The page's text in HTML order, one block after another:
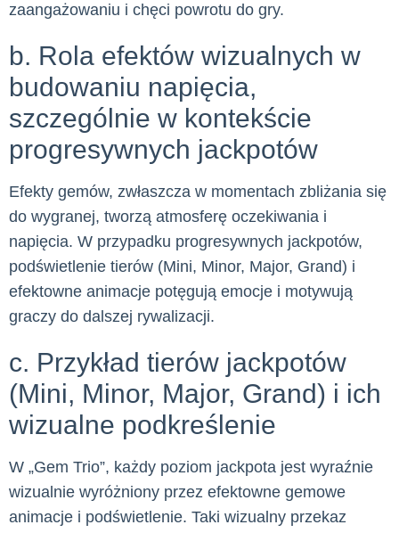
zaangażowaniu i chęci powrotu do gry.
b. Rola efektów wizualnych w
budowaniu napięcia,
szczególnie w kontekście
progresywnych jackpotów
Efekty gemów, zwłaszcza w momentach zbliżania się
do wygranej, tworzą atmosferę oczekiwania i
napięcia. W przypadku progresywnych jackpotów,
podświetlenie tierów (Mini, Minor, Major, Grand) i
efektowne animacje potęgują emocje i motywują
graczy do dalszej rywalizacji.
c. Przykład tierów jackpotów
(Mini, Minor, Major, Grand) i ich
wizualne podkreślenie
W „Gem Trio”, każdy poziom jackpota jest wyraźnie
wizualnie wyróżniony przez efektowne gemowe
animacje i podświetlenie. Taki wizualny przekaz